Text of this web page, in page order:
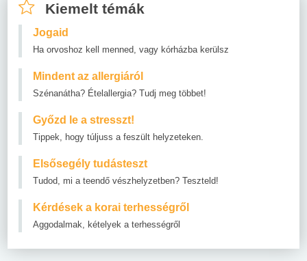
Kiemelt témák
Jogaid
Ha orvoshoz kell menned, vagy kórházba kerülsz
Mindent az allergiáról
Szénanátha? Ételallergia? Tudj meg többet!
Győzd le a stresszt!
Tippek, hogy túljuss a feszült helyzeteken.
Elsősegély tudásteszt
Tudod, mi a teendő vészhelyzetben? Teszteld!
Kérdések a korai terhességről
Aggodalmak, kételyek a terhességről